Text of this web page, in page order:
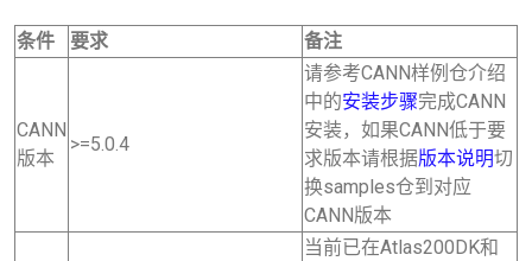
条件 要求 备注
CANN
版本
>=5.0.4
请参考CANN样例仓介绍
中的安装步骤完成CANN
安装，如果CANN低于要
求版本请根据版本说明切
换samples仓到对应
CANN版本
当前已在Atlas200DK和